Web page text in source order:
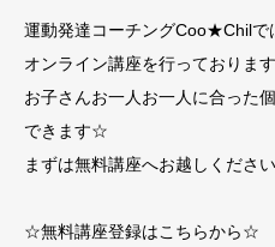
運動発達コーチングCoo★Chilで
オンライン講座を行っております
お子さんお一人お一人に合った
できます☆
まずは無料講座へお越しくださ
☆無料講座登録はこちらから☆